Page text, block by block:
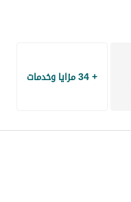
+ 34 مزايا وخدمات